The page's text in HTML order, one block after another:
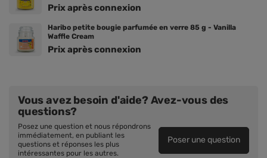
Prix ​​après connexion
Haribo petite bougie parfumée en verre 85 g - Vanilla
Waffle Cream
Prix ​​après connexion
Vous avez besoin d'aide? Avez-vous des
questions?
Posez une question et nous répondrons
immédiatement, en publiant les
questions et réponses les plus
intéressantes pour les autres.
Poser une question